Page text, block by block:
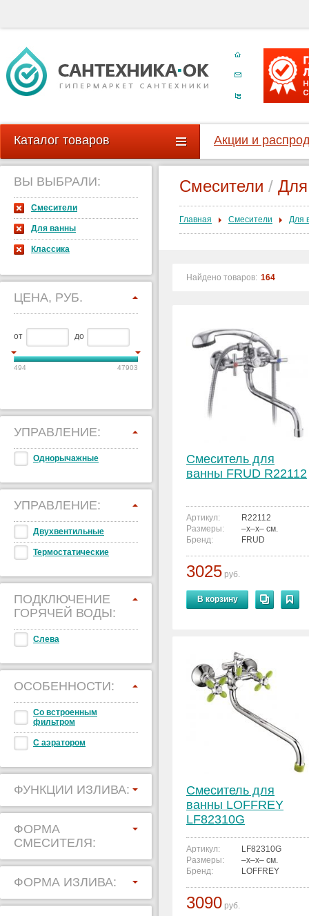
Каталог товаров Акции и
ВЫ ВЫБРАЛИ:
Смесители
Для ванны
Классика
ЦЕНА, РУБ.
от до
494 47903
УПРАВЛЕНИЕ:
Однорычажные
УПРАВЛЕНИЕ:
Двухвентильные
Термостатические
ПОДКЛЮЧЕНИЕ
ГОРЯЧЕЙ ВОДЫ:
Слева
ОСОБЕННОСТИ:
Со встроенным
фильтром
С аэратором
ФУНКЦИИ ИЗЛИВА:
ФОРМА
СМЕСИТЕЛЯ:
ФОРМА ИЗЛИВА:
Смесители /
Главная Смесители Для
Найдено товаров: 164
Смеситель для
ванны FRUD R22112
Артикул:
R22112
Размеры:
–x–x– см.
Бренд:
FRUD
3025 руб.
В корзину
Смеситель для
ванны LOFFREY
LF82310G
Артикул:
LF82310G
Размеры:
–x–x– см.
Бренд:
LOFFREY
3090 руб.